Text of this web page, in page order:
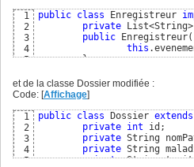
1
2
3
4
5
7
8
10
11
12
13
14
public class Enregistreur
private List<String>
public Enregistreur(
this
}
if ( o
}
public void audit(){
while
}
et de la classe Dossier modifiée :
Code: [Affichage]
1
2
3
4
5
public class Dossier extends
private int id;
private String
private String
private String